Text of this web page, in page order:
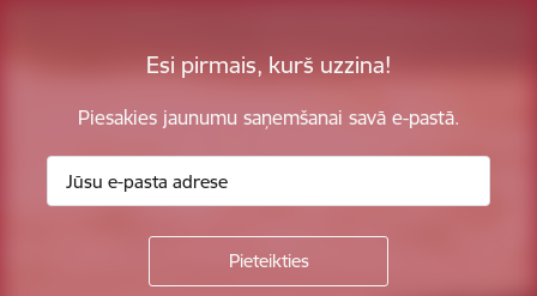
Esi pirmais, kurš uzzina!
Piesakies jaunumu saņemšanai savā e-pastā.